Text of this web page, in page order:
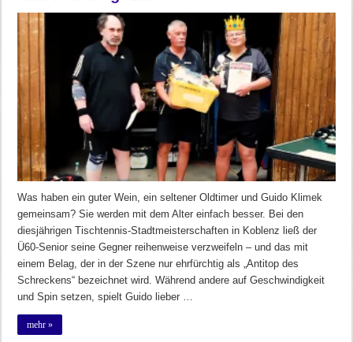
Was haben ein guter Wein, ein seltener Oldtimer und Guido Klimek
gemeinsam? Sie werden mit dem Alter einfach besser. Bei den
diesjährigen Tischtennis-Stadtmeisterschaften in Koblenz ließ der
Ü60-Senior seine Gegner reihenweise verzweifeln – und das mit
einem Belag, der in der Szene nur ehrfürchtig als „Antitop des
Schreckens“ bezeichnet wird. Während andere auf Geschwindigkeit
und Spin setzen, spielt Guido lieber …
mehr »